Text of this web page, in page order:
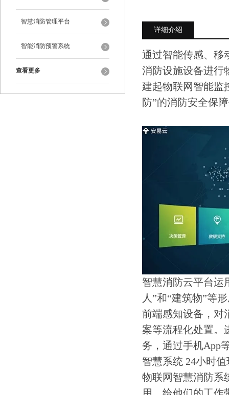
智慧消防管理平台
智能消防预警系统
查看更多
详细介绍
通过智能传感、移
消防设施设备进行
建起物联网智能监
防”的消防安全保
智慧消防云平台运
人”和“建筑物”等
前端感知设备，对
案等流程化处置。
务，通过手机App
智慧系统 24小时
物联网智慧消防系